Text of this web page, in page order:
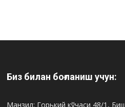
Биз билан боғланиш учун:
Манзил: Горький кўчаси 48/1,